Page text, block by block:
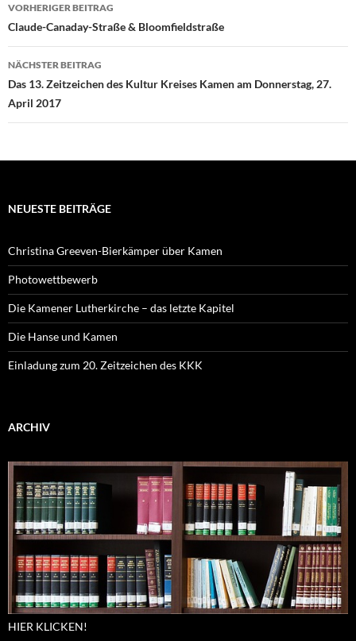
VORHERIGER BEITRAG
Claude-Canaday-Straße & Bloomfieldstraße
NÄCHSTER BEITRAG
Das 13. Zeitzeichen des Kultur Kreises Kamen am Donnerstag, 27.
April 2017
NEUESTE BEITRÄGE
Christina Greeven-Bierkämper über Kamen
Photowettbewerb
Die Kamener Lutherkirche – das letzte Kapitel
Die Hanse und Kamen
Einladung zum 20. Zeitzeichen des KKK
ARCHIV
HIER KLICKEN!